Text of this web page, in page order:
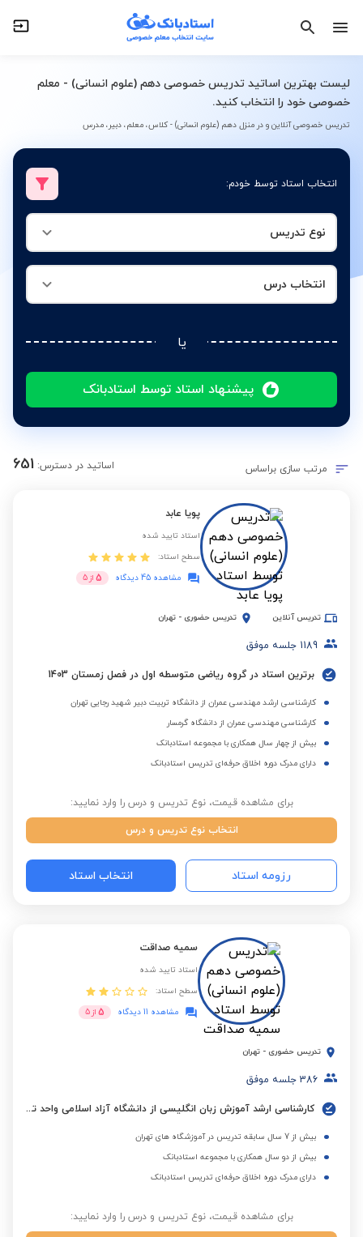
لیست بهترین اساتید تدریس خصوصی دهم (علوم انسانی) - معلم
خصوصی خود را انتخاب کنید.
تدریس خصوصی آنلاین و در منزل دهم (علوم انسانی) - کلاس، معلم، دبیر، مدرس
انتخاب استاد توسط خودم:
نوع تدریس
انتخاب درس
یا
پیشنهاد استاد توسط استادبانک
انتخاب درس
مرتب سازی براساس اساتید در دسترس: 651
پویا عابد
استاد تایید شده
سطح استاد:
مشاهده 45 دیدگاه
5 از 5
تدریس آنلاین تدریس حضوری - تهران
1189 جلسه موفق
برترین استاد در گروه ریاضی متوسطه اول در فصل زمستان 1403
کارشناسی ارشد مهندسی عمران از دانشگاه تربیت دبیر شهید رجایی تهران
کارشناسی مهندسی عمران از دانشگاه گرمسار
بیش از چهار سال همکاری با مجموعه استادبانک
دارای مدرک دوره اخلاق حرفه‌ای تدریس استادبانک
برای مشاهده قیمت، نوع تدریس و درس را وارد نمایید:
انتخاب نوع تدریس و درس
رزومه استاد انتخاب استاد
سمیه صداقت
استاد تایید شده
سطح استاد:
مشاهده 11 دیدگاه
5 از 5
تدریس حضوری - تهران
386 جلسه موفق
کارشناسی ارشد آموزش زبان انگلیسی از دانشگاه آزاد اسلامی واحد تهران جنوب
بیش از 7 سال سابقه تدریس در آموزشگاه های تهران
بیش از دو سال همکاری با مجموعه استادبانک
دارای مدرک دوره اخلاق حرفه‌ای تدریس استادبانک
برای مشاهده قیمت، نوع تدریس و درس را وارد نمایید: